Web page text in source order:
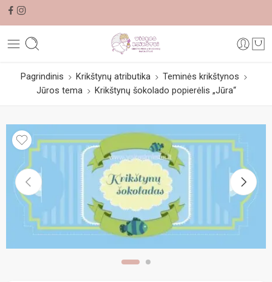
Pagrindinis Krikštynų atributika
Teminės krikštynos
Jūros tema
Krikštynų šokolado popierėlis „Jūra“